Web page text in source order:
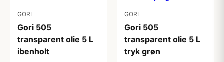
GORI
Gori 505
transparent olie 5 L
ibenholt
GORI
Gori 505
transparent olie 5 L
tryk grøn